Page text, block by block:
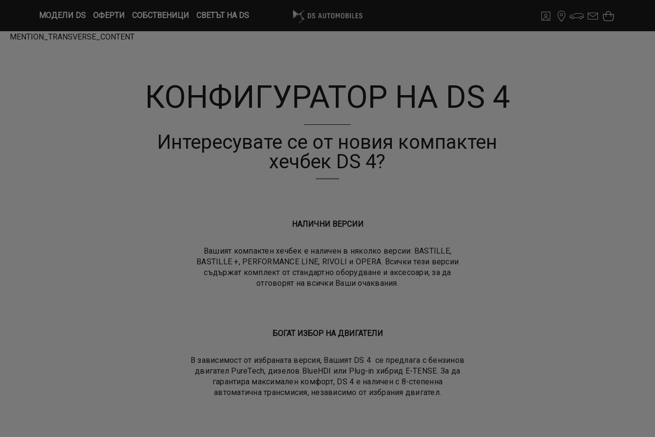
МОДЕЛИ DS ОФЕРТИ СОБСТВЕНИЦИ СВЕТЪТ НА DS
MENTION_TRANSVERSE_CONTENT
КОНФИГУРАТОР НА DS 4
Интересувате се от новия компактен
хечбек DS 4?
НАЛИЧНИ ВЕРСИИ
Вашият компактен хечбек е наличен в няколко версии: BASTILLE,
BASTILLE +, PERFORMANCE LINE, RIVOLI и OPERA. Всички тези версии
съдържат комплект от стандартно оборудване и аксесоари, за да
отговорят на всички Ваши очаквания.
БОГАТ ИЗБОР НА ДВИГАТЕЛИ
В зависимост от избраната версия, Вашият DS 4 се предлага с бензинов
двигател PureTech, дизелов BlueHDI или Plug-in хибрид E-TENSE. За да
гарантира максимален комфорт, DS 4 е наличен с 8-степенна
автоматична трансмисия, независимо от избрания двигател.